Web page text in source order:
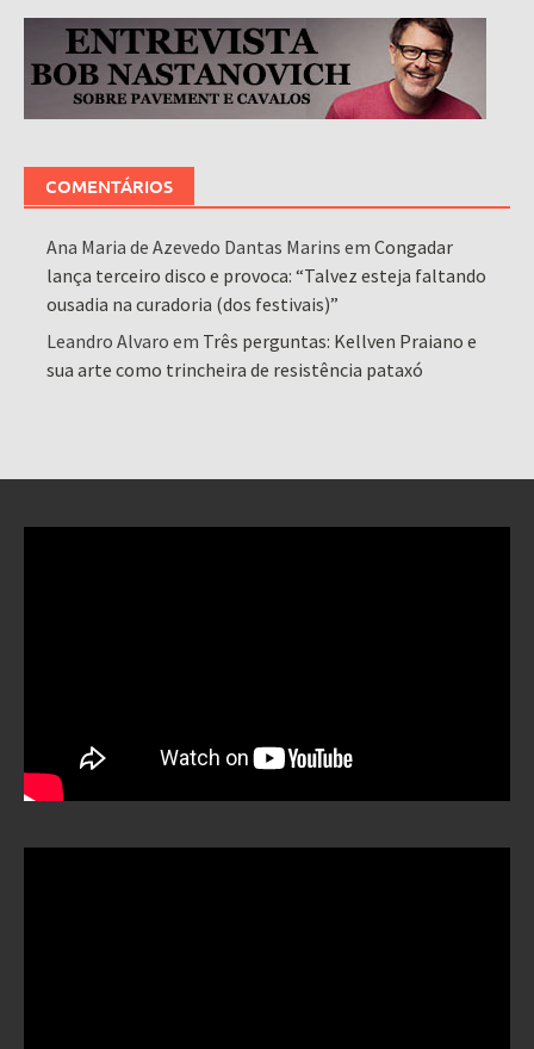
COMENTÁRIOS
Ana Maria de Azevedo Dantas Marins emCongadar
lança terceiro disco e provoca: “Talvez esteja faltando
ousadia na curadoria (dos festivais)”
Leandro Alvaro em Três perguntas: Kellven Praiano e
sua arte como trincheira de resistência pataxó